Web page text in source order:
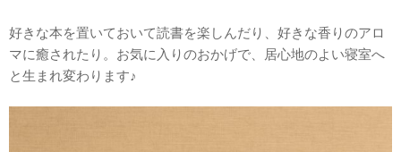
好きな本を置いておいて読書を楽しんだり、好きな香りのアロ
マに癒されたり。お気に入りのおかげで、居心地のよい寝室へ
と生まれ変わります♪